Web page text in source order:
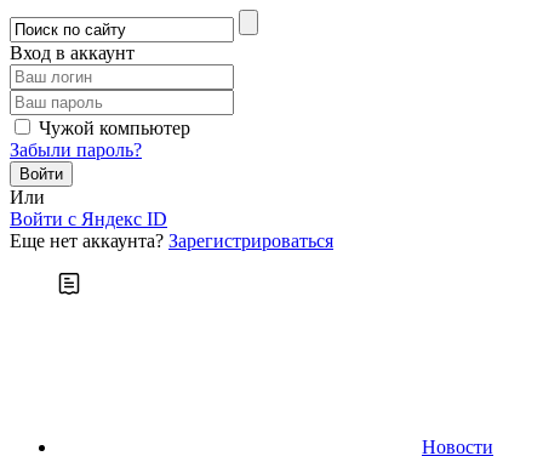
Вход в аккаунт
Чужой компьютер
Забыли пароль?
Или
Войти c Яндекс ID
Еще нет аккаунта? Зарегистрироваться
Новости